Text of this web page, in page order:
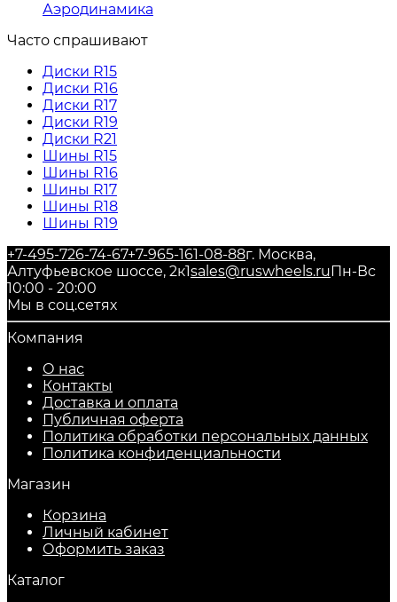
Аэродинамика
Часто спрашивают
Диски R15
Диски R16
Диски R17
Диски R19
Диски R21
Шины R15
Шины R16
Шины R17
Шины R18
Шины R19
+7-495-726-74-67+7-965-161-08-88г. Москва,
Алтуфьевское шоссе, 2к1sales@ruswheels.ru Пн-Вс
10:00 - 20:00
Мы в соц.сетях
Компания
О нас
Контакты
Доставка и оплата
Публичная оферта
Политика обработки персональных данных
​Политика конфиденциальности
Магазин
Корзина
Личный кабинет
Оформить заказ
Каталог